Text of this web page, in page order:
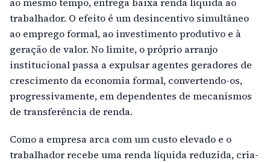
trabalhador. O efeito é um desincentivo simultâneo
ao emprego formal, ao investimento produtivo e à
geração de valor. No limite, o próprio arranjo
institucional passa a expulsar agentes geradores de
crescimento da economia formal, convertendo-os,
progressivamente, em dependentes de mecanismos
de transferência de renda.
Como a empresa arca com um custo elevado e o
trabalhador recebe uma renda líquida reduzida, cria-